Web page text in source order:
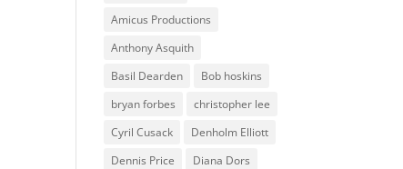
Amicus Productions
Anthony Asquith
Basil Dearden
Bob hoskins
bryan forbes
christopher lee
Cyril Cusack
Denholm Elliott
Dennis Price
Diana Dors